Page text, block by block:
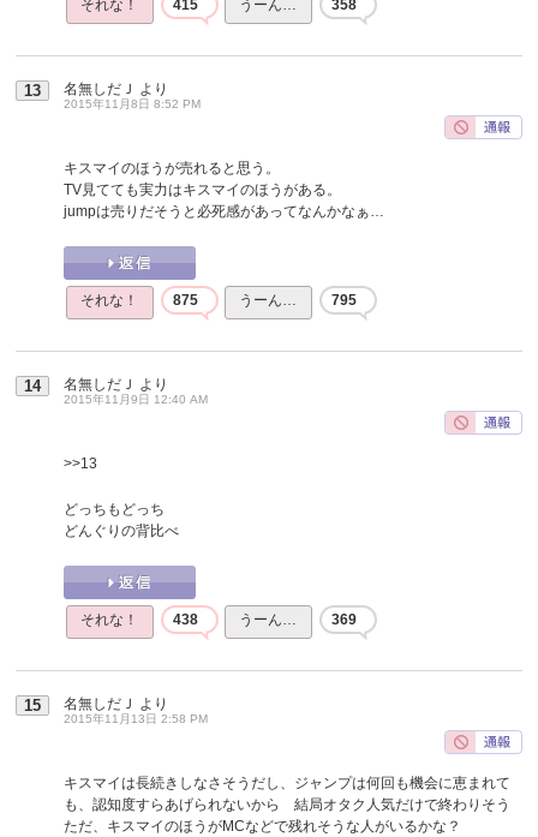
それな！ 415 うーん… 358
13 名無しだＪ より
2015年11月8日 8:52 PM
キスマイのほうが売れると思う。
TV見てても実力はキスマイのほうがある。
jumpは売りだそうと必死感があってなんかなぁ…
それな！ 875 うーん… 795
14 名無しだＪ より
2015年11月9日 12:40 AM
>>13
どっちもどっち
どんぐりの背比べ
それな！ 438 うーん… 369
15 名無しだＪ より
2015年11月13日 2:58 PM
キスマイは長続きしなさそうだし、ジャンプは何回も機会に恵まれて
も、認知度すらあげられないから 結局オタク人気だけで終わりそう
ただ、キスマイのほうがMCなどで残れそうな人がいるかな？